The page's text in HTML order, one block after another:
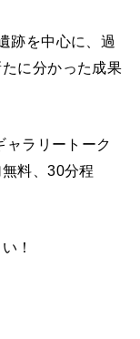
跡を中心に、過
に分かった成果
ャラリートーク
料、30分程
！